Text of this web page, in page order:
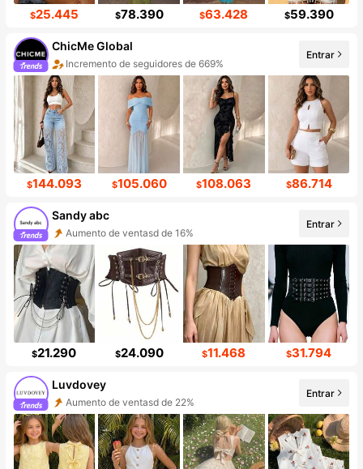
$25.445 $78.390 $63.428 $59.390
ChicMe Global
Incremento de seguidores de 669%
Entrar
$144.093 $105.060 $108.063 $86.714
Sandy abc
Aumento de ventasd de 16%
Entrar
$21.290 $24.090 $11.468 $31.794
Luvdovey
Aumento de ventasd de 22%
Entrar